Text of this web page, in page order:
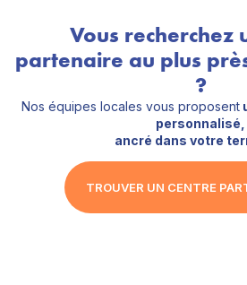
Vous recherchez
partenaire au plus
?
Nos équipes locales vous proposent
personnalisé,
ancré dans votre
TROUVER UN CENTRE